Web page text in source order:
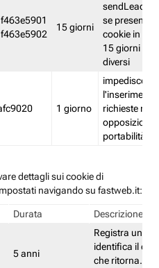
15 giorni
sendLead
se presenti
cookie in un
15 giorni e
diversi
1 giorno
impedisce
l'inserimento
richieste
opposizione
portabilità
dettagli sui cookie di
navigando su fastweb.it:
Durata Descrizione
5 anni
Registra un ID
identifica il
che ritorna.